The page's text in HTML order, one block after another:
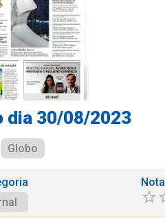
dia 30/08/2023
Globo
Nota